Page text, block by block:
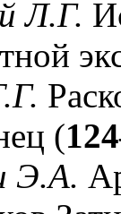
Л.Г.
(
Э.А.